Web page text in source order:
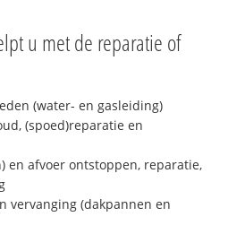
u met de reparatie of
(water- en gasleiding)
(spoed)reparatie en
en afvoer ontstoppen, reparatie,
vervanging (dakpannen en